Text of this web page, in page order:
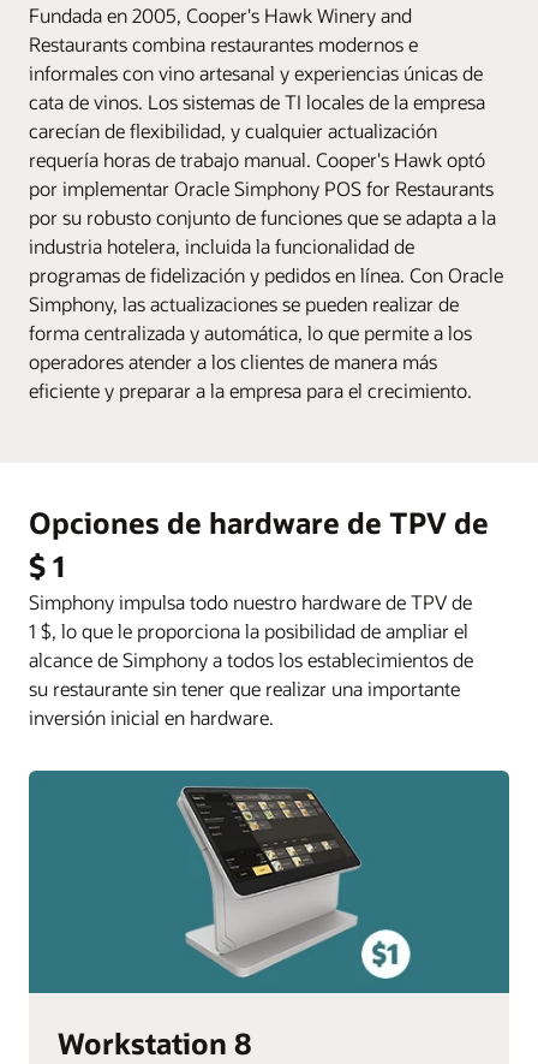
Fundada en 2005, Cooper's Hawk Winery and
Restaurants combina restaurantes modernos e
informales con vino artesanal y experiencias únicas de
cata de vinos. Los sistemas de TI locales de la empresa
carecían de flexibilidad, y cualquier actualización
requería horas de trabajo manual. Cooper's Hawk optó
por implementar Oracle Simphony POS for Restaurants
por su robusto conjunto de funciones que se adapta a la
industria hotelera, incluida la funcionalidad de
programas de fidelización y pedidos en línea. Con Oracle
Simphony, las actualizaciones se pueden realizar de
forma centralizada y automática, lo que permite a los
operadores atender a los clientes de manera más
eficiente y preparar a la empresa para el crecimiento.
Opciones de hardware de TPV de
$ 1
Simphony impulsa todo nuestro hardware de TPV de
1 $, lo que le proporciona la posibilidad de ampliar el
alcance de Simphony a todos los establecimientos de
su restaurante sin tener que realizar una importante
inversión inicial en hardware.
Workstation 8